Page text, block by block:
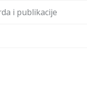
i publikacije